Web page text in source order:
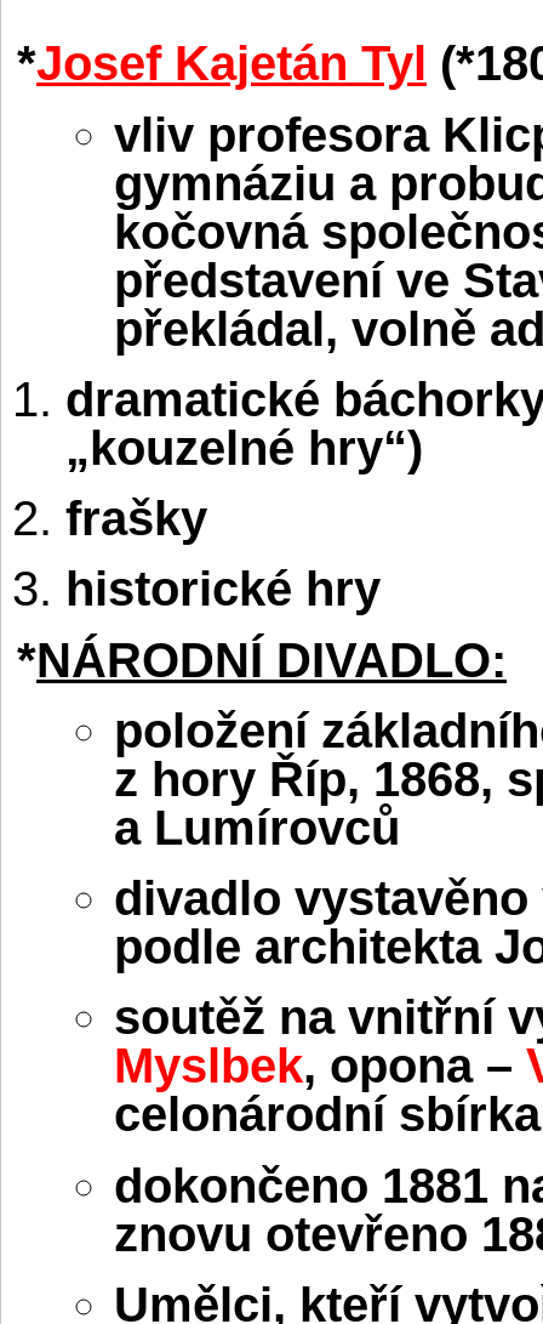
*Josef Kajetán Tyl
vliv profesora
gymnáziu a
kočovná
představení ve
překládal, volně
dramatické
„kouzelné hry“)
frašky
historické hry
*NÁRODNÍ DIVADLO:
položení
z hory Říp, 1868,
a Lumírovců
divadlo
podle architekta
soutěž na vnitřní
Myslbek, opona –
celonárodní
dokončeno 1881
znovu otevřeno
Umělci, kteří